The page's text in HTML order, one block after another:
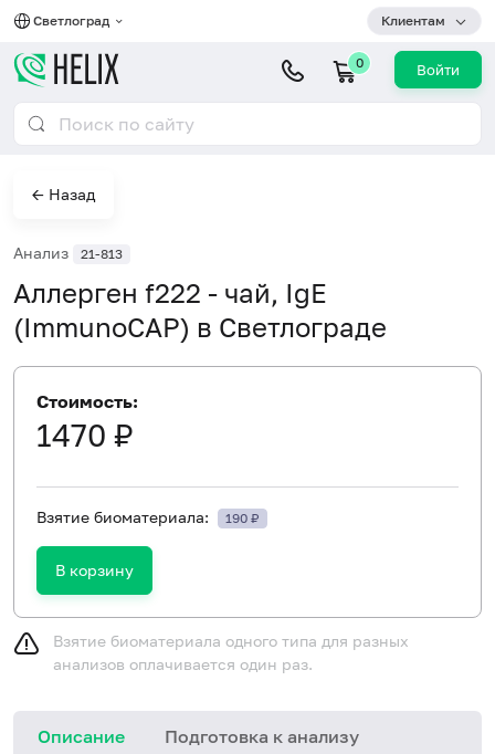
Светлоград Клиентам
0 Войти
← Назад
Анализ 21-813
Аллерген f222 - чай, IgE
(ImmunoCAP) в Светлограде
Стоимость:
1470 ₽
Взятие биоматериала: 190 ₽
В корзину
Взятие биоматериала одного типа для разных
анализов оплачивается один раз.
Описание Подготовка к анализу